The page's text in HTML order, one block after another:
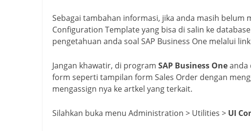
Sebagai tambahan informasi, jika anda masih belum
Configuration Template yang bisa di salin ke
pengetahuan anda soal SAP Business One melalui
Jangan khawatir, di program SAP Business Oneanda
form seperti tampilan form Sales Order dengan
mengassign nya ke artkel yang terkait.
Silahkan buka menu Administration > Utilities > UI